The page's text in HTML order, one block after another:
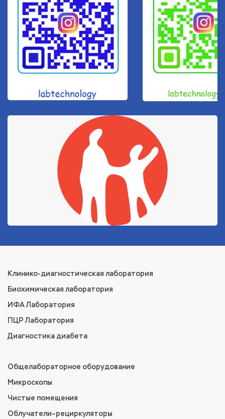
Клинико-диагностическая лаборатория
Биохимическая лаборатория
ИФА Лаборатория
ПЦР Лаборатория
Диагностика диабета
Общелабораторное оборудование
Микроскопы
Чистые помещения
Облучатели–рециркуляторы